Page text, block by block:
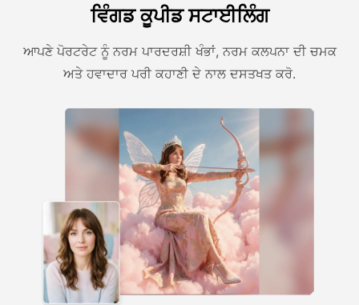
ਵਿੰਗਡ ਕੂਪੀਡ ਸਟਾਈਲਿੰਗ
ਆਪਣੇ ਪੋਰਟਰੇਟ ਨੂੰ ਨਰਮ ਪਾਰਦਰਸ਼ੀ ਖੰਭਾਂ, ਨਰਮ ਕਲਪਨਾ ਦੀ ਚਮਕ
ਅਤੇ ਹਵਾਦਾਰ ਪਰੀ ਕਹਾਣੀ ਦੇ ਨਾਲ ਦਸਤਖਤ ਕਰੋ.